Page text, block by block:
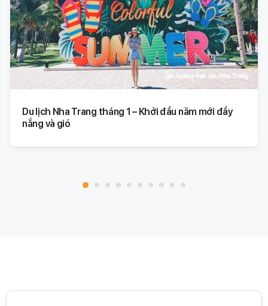
Du lịch Nha Trang tháng 1 – Khởi đầu năm mới đầy
nắng và gió